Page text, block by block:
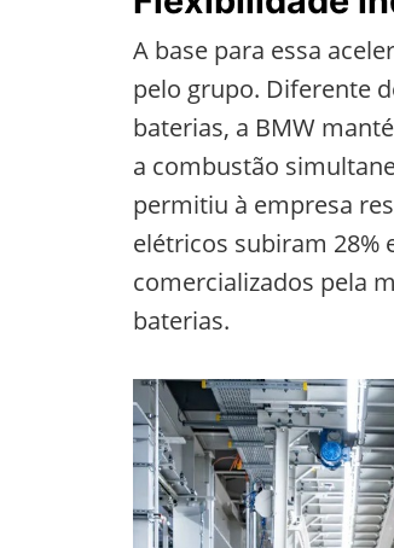
A base para essa
pelo grupo. Diferente
baterias, a BMW
a combustão
permitiu à empresa
elétricos subiram 28%
comercializados pela
baterias.